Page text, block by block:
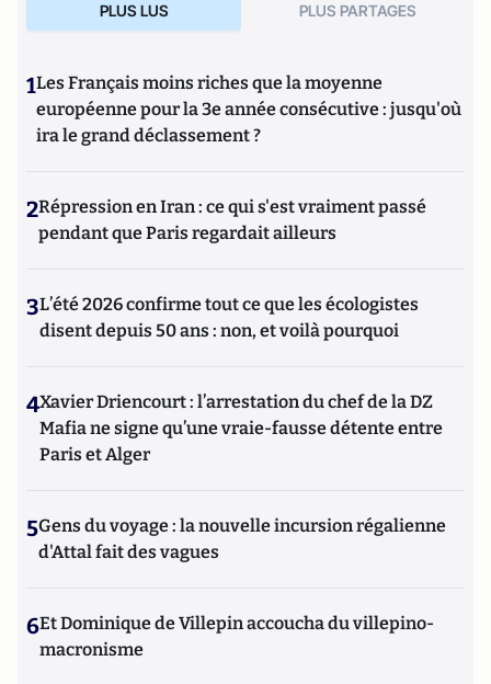
PLUS LUS PLUS PARTAGES
1Les Français moins riches que la moyenne
européenne pour la 3e année consécutive : jusqu'où
ira le grand déclassement ?
2Répression en Iran : ce qui s'est vraiment passé
pendant que Paris regardait ailleurs
3L’été 2026 confirme tout ce que les écologistes
disent depuis 50 ans : non, et voilà pourquoi
4Xavier Driencourt : l’arrestation du chef de la DZ
Mafia ne signe qu’une vraie-fausse détente entre
Paris et Alger
5Gens du voyage : la nouvelle incursion régalienne
d'Attal fait des vagues
6Et Dominique de Villepin accoucha du villepino-
macronisme